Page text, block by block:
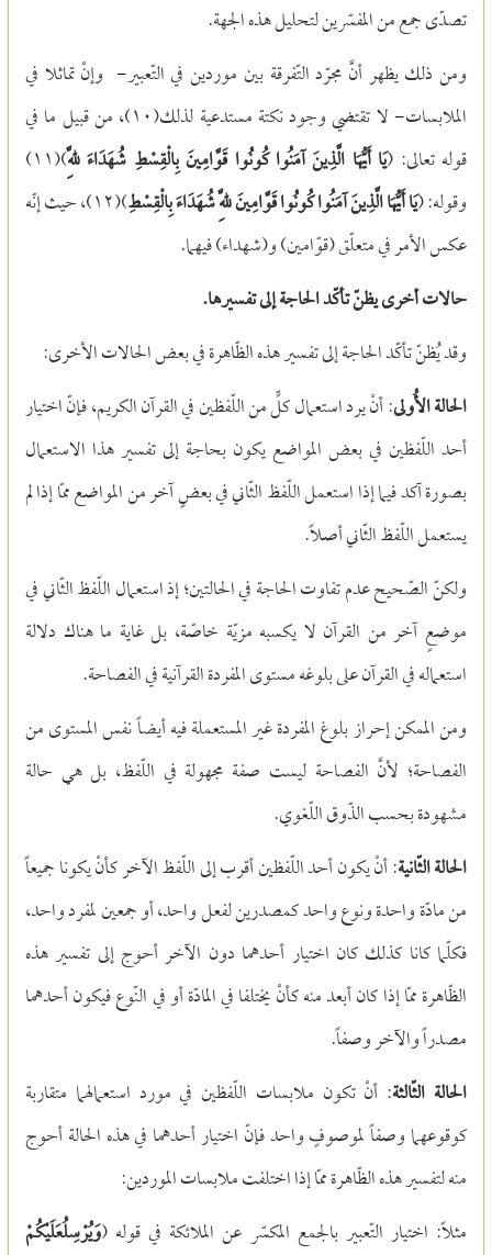
تصدّى جمع من المفسّرين لتحليل هذه الجهة.
ومن ذلك يظهر أنَّ مجرّد التّفرقة بين موردين في التّعبير- وإنْ تماثلا في
الملابسات-لا تقتضي وجود نكتة مستدعية لذلك(١٠) ، من قبيل ما في
قوله تعالى: (يَا أَيُّهَا الَّذِينَ آمَنُوا كُونُوا قَوَّامِينَ بِالْقِسْطِ شُهَدَاءَ لِلَّهِ)(١١)
وقوله: (يَا أَيُّهَا الَّذِينَ آمَنُوا كُونُوا قَوَّامِينَ لِلَّهِ شُهَدَاءَ بِالْقِسْطِ)(١٢) , حيث إنّه
عكس الأمر في متعلّق (قوّامين) و(شهداء) فيهما.
حالات أخرى يظنّ تأكّد الحاجة إلى تفسيرها.
وقد يُظنّ تأكّد الحاجة إلى تفسير هذه الظّاهرة في بعض الحالات الأخرى:
الحالة الأُولى: أنْ يرد استعمال كلٍّ من اللّفظين في القرآن الكريم، فإنّ اختيار
أحد اللّفظين في بعض المواضع يكون بحاجة إلى تفسير هذا الاستعمال
بصورة آكد فيما إذا استعمل اللّفظ الثّاني في بعضٍ آخر من المواضع ممّا إذا لم
يستعمل اللّفظ الثّاني أصلاً.
ولكنّ الصّحيح عدم تفاوت الحاجة في الحالتين؛ إذ استعمال اللّفظ الثّاني في
موضعٍ آخر من القرآن لا يكسبه مزيّة خاصّة، بل غاية ما هناك دلالة
استعماله في القرآن على بلوغه مستوى المفردة القرآنية في الفصاحة.
ومن الممكن إحراز بلوغ المفردة غير المستعملة فيه أيضاً نفس المستوى من
الفصاحة؛ لأنَّ الفصاحة ليست صفة مجهولة في اللّفظ، بل هي حالة
مشهودة بحسب الذّوق اللّغوي.
الحالة الثّانية: أنْ يكون أحد اللّفظين أقرب إلى اللّفظ الآخر كأنْ يكونا جميعاً
من مادّة واحدة ونوع واحد كمصدرين لفعل واحد، أو جمعين لمفرد واحد،
فكلّما كانا كذلك كان اختيار أحدهما دون الآخر أحوج إلى تفسير هذه
الظّاهرة ممّا إذا كان أبعد منه كأنْ يختلفا في المادّة أو في النّوع فيكون أحدهما
مصدراً والآخر وصفاً.
الحالة الثّالثة: أنْ تكون ملابسات اللّفظين في مورد استعمالهما متقاربة
كوقوعهما وصفاً لموصوفٍ واحد فإنّ اختيار أحدهما في هذه الحالة أحوج
منه لتفسير هذه الظّاهرة ممّا إذا اختلفت ملابسات الموردين:
مثلاً: اختيار التّعبير بالجمع المكسّر عن الملائكة في قوله (وَيُرْسِلُعَلَيْكُمْ